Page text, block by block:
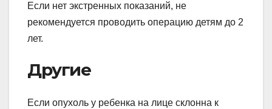
Если нет экстренных показаний, не
рекомендуется проводить операцию детям до 2
лет.
Другие
Если опухоль у ребенка на лице склонна к